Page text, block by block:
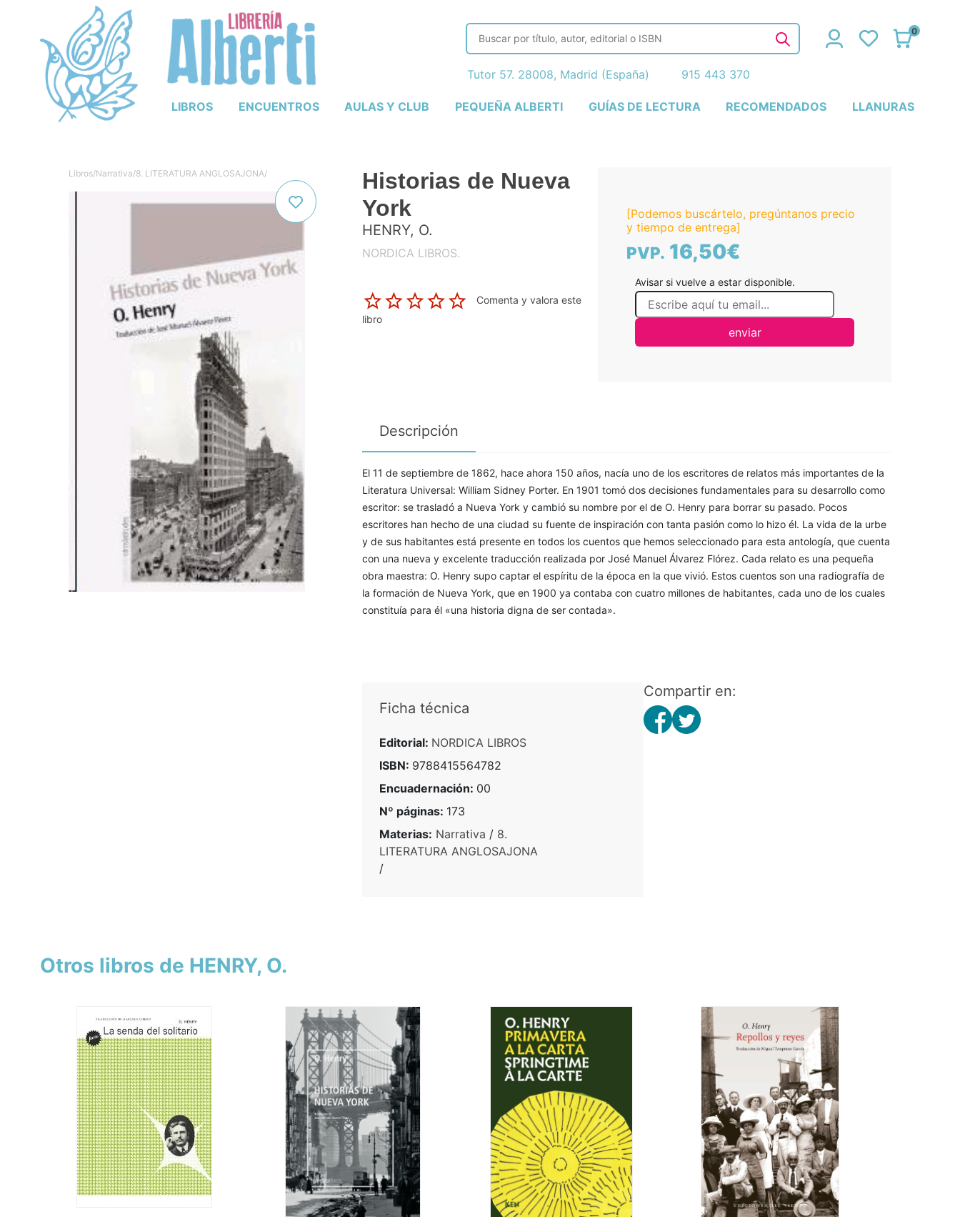
LIBROS ENCUENTROS AULAS Y CLUB PEQUEÑA ALBERTI GUÍAS DE LECTURA RECOMENDADOS LLANURAS
0
Tutor 57. 28008, Madrid (España) 915 443 370
Libros/Narrativa/8. LITERATURA ANGLOSAJONA/
Historias de Nueva
York
HENRY, O.
NORDICA LIBROS.
Comenta y valora este
libro
[Podemos buscártelo, pregúntanos precio
y tiempo de entrega]
PVP. 16,50€
Avisar si vuelve a estar disponible.
enviar
Descripción
El 11 de septiembre de 1862, hace ahora 150 años, nacía uno de los escritores de relatos más importantes de la
Literatura Universal: William Sidney Porter. En 1901 tomó dos decisiones fundamentales para su desarrollo como
escritor: se trasladó a Nueva York y cambió su nombre por el de O. Henry para borrar su pasado. Pocos
escritores han hecho de una ciudad su fuente de inspiración con tanta pasión como lo hizo él. La vida de la urbe
y de sus habitantes está presente en todos los cuentos que hemos seleccionado para esta antología, que cuenta
con una nueva y excelente traducción realizada por José Manuel Álvarez Flórez. Cada relato es una pequeña
obra maestra: O. Henry supo captar el espíritu de la época en la que vivió. Estos cuentos son una radiografía de
la formación de Nueva York, que en 1900 ya contaba con cuatro millones de habitantes, cada uno de los cuales
constituía para él «una historia digna de ser contada».
Ficha técnica
Editorial: NORDICA LIBROS
ISBN: 9788415564782
Encuadernación: 00
Nº páginas: 173
Materias: Narrativa / 8.
LITERATURA ANGLOSAJONA
/
Compartir en:
Otros libros de HENRY, O.